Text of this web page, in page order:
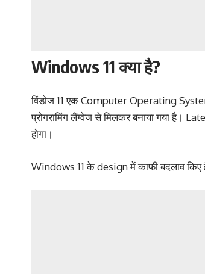
Windows 11 क्या है?
विंडोज 11 एक Computer Operating
प्रोगरामिंग लैंग्वेज से मिलकर बनाया गया है।
होगा।
Windows 11 के design में काफी बदलाव